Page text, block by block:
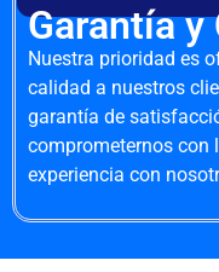
Garantía y
Nuestra prioridad es
calidad a nuestros
garantía de
comprometernos con
experiencia con